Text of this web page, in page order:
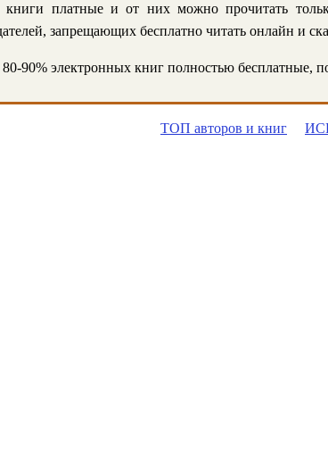
книги платные и от них можно прочитать
запрещающих бесплатно читать онлайн и
90% электронных книг полностью бесплатные,
ТОП авторов и книг